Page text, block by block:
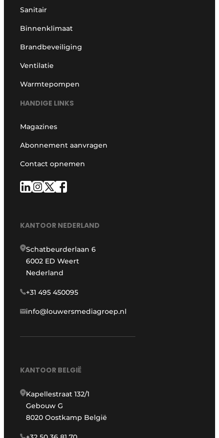
Sanitair
Binnenklimaat
Brandbeveiliging
Ventilatie
Warmtepompen
HANDIGE LINKS
Magazines
Abonnement aanvragen
Contact opnemen
KANTOOR NEDERLAND
Schatbeurderlaan 6
6002 ED Weert
Nederland
+31 495 450095
info@louwersmediagroep.nl
KANTOOR BELGIË
Kapellestraat 132/1
Gebouw G
8020 Oostkamp België